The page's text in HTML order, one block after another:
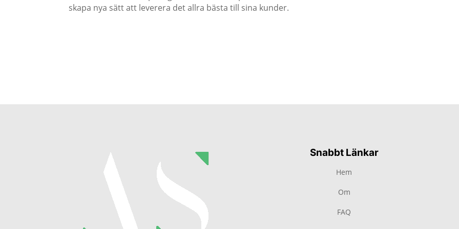
skapa nya sätt att leverera det allra bästa till sina kunder.
Snabbt Länkar
Hem
Om
FAQ